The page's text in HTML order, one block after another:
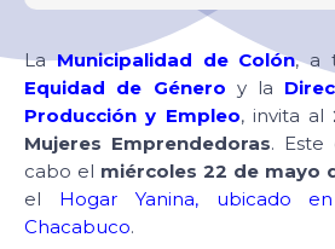
LaMunicipalidad de Colón, a
Equidad de Género y la
Producción y Empleo, invita al
Mujeres Emprendedoras. Este
cabo el miércoles 22 de mayo
el Hogar Yanina, ubicado
Chacabuco.